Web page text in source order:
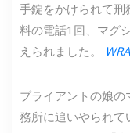
手錠をかけられて
料の電話1回、マグ
えられました。
ブライアントの娘
務所に追いやられ